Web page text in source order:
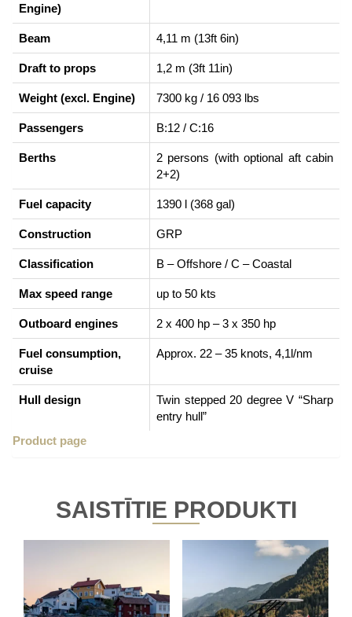
Engine)
Beam 4,11 m (13ft 6in)
Draft to props 1,2 m (3ft 11in)
Weight (excl. Engine) 7300 kg / 16 093 lbs
Passengers B:12 / C:16
Berths
2 persons (with optional aft cabin
2+2)
Fuel capacity 1390 l (368 gal)
Construction GRP
Classification B – Offshore / C – Coastal
Max speed range up to 50 kts
Outboard engines 2 x 400 hp – 3 x 350 hp
Fuel consumption,
cruise
Approx. 22 – 35 knots, 4,1l/nm
Hull design
Twin stepped 20 degree V “Sharp
entry hull”
Product page
SAISTĪTIE PRODUKTI